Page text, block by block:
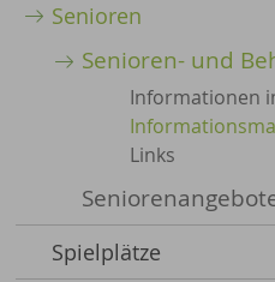
Senioren
Senioren- und
Informationen
Links
Spielplätze